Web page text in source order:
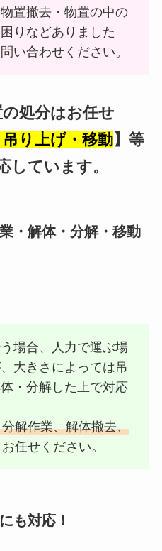
置撤去・物置の中の
りなどありました
い合わせください。
処分はお任せ
り上げ・移動】等
しています。
・解体・分解・移動
場合、人力で運ぶ場
大きさによっては吊
・分解した上で対応
解作業、解体撤去、
お任せください。
も対応！